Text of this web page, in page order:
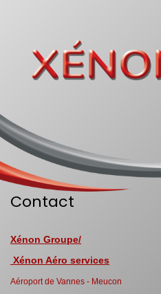
Contact
Xénon Groupe/
Xénon Aéro services
Aéroport de Vannes - Meucon